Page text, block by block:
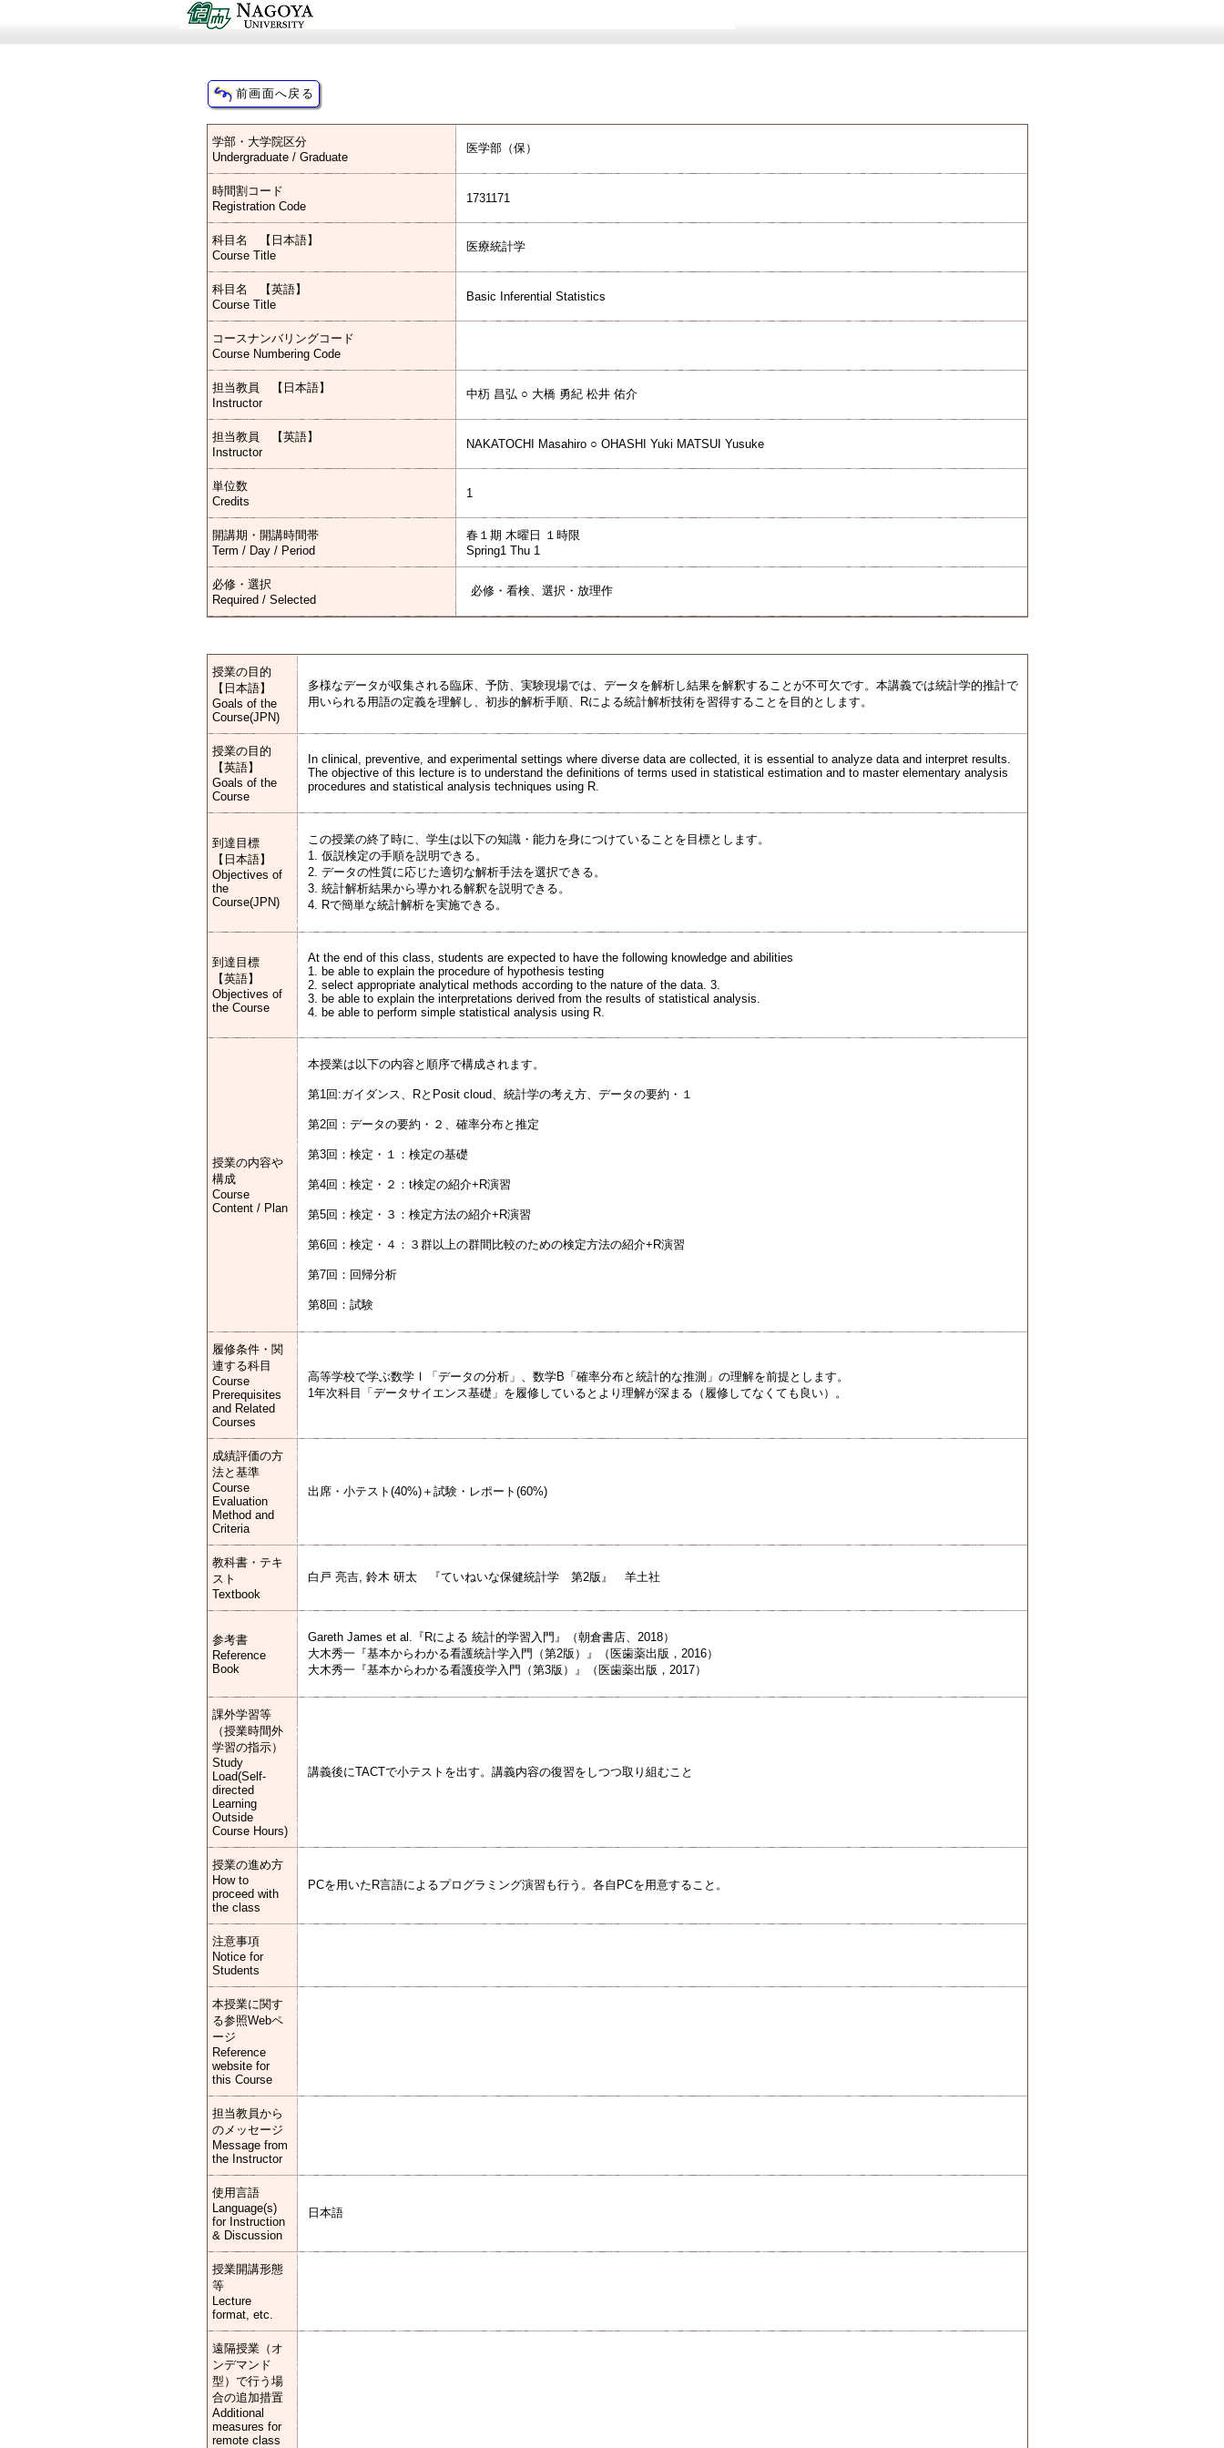
学部・大学院区分
Undergraduate / Graduate
医学部（保）
時間割コード
Registration Code
1731171
科目名 【日本語】
Course Title
医療統計学
科目名 【英語】
Course Title
Basic Inferential Statistics
コースナンバリングコード
Course Numbering Code
担当教員 【日本語】
Instructor
中杤 昌弘 ○ 大橋 勇紀 松井 佑介
担当教員 【英語】
Instructor
NAKATOCHI Masahiro ○ OHASHI Yuki MATSUI Yusuke
単位数
Credits
1
開講期・開講時間帯
Term / Day / Period
春１期 木曜日 １時限
Spring1 Thu 1
必修・選択
Required / Selected
必修・看検、選択・放理作
授業の目的
【日本語】
Goals of the
Course(JPN)
多様なデータが収集される臨床、予防、実験現場では、データを解析し結果を解釈することが不可欠です。本講義では統計学的推計で
用いられる用語の定義を理解し、初歩的解析手順、Rによる統計解析技術を習得することを目的とします。
授業の目的
【英語】
Goals of the
Course
In clinical, preventive, and experimental settings where diverse data are collected, it is essential to analyze data and interpret results.
The objective of this lecture is to understand the definitions of terms used in statistical estimation and to master elementary analysis
procedures and statistical analysis techniques using R.
到達目標
【日本語】
Objectives of
the
Course(JPN)
この授業の終了時に、学生は以下の知識・能力を身につけていることを目標とします。
1. 仮説検定の手順を説明できる。
2. データの性質に応じた適切な解析手法を選択できる。
3. 統計解析結果から導かれる解釈を説明できる。
4. Rで簡単な統計解析を実施できる。
到達目標
【英語】
Objectives of
the Course
At the end of this class, students are expected to have the following knowledge and abilities
1. be able to explain the procedure of hypothesis testing
2. select appropriate analytical methods according to the nature of the data. 3.
3. be able to explain the interpretations derived from the results of statistical analysis.
4. be able to perform simple statistical analysis using R.
授業の内容や
構成
Course
Content / Plan
本授業は以下の内容と順序で構成されます。
第1回:ガイダンス、RとPosit cloud、統計学の考え方、データの要約・１
第2回：データの要約・２、確率分布と推定
第3回：検定・１：検定の基礎
第4回：検定・２：t検定の紹介+R演習
第5回：検定・３：検定方法の紹介+R演習
第6回：検定・４：３群以上の群間比較のための検定方法の紹介+R演習
第7回：回帰分析
第8回：試験
履修条件・関
連する科目
Course
Prerequisites
and Related
Courses
高等学校で学ぶ数学Ⅰ「データの分析」、数学B「確率分布と統計的な推測」の理解を前提とします。
1年次科目「データサイエンス基礎」を履修しているとより理解が深まる（履修してなくても良い）。
成績評価の方
法と基準
Course
Evaluation
Method and
Criteria
出席・小テスト(40%)＋試験・レポート(60%)
教科書・テキ
スト
Textbook
白戸 亮吉, 鈴木 研太 『ていねいな保健統計学 第2版』 羊土社
参考書
Reference
Book
Gareth James et al.『Rによる 統計的学習入門』（朝倉書店、2018）
大木秀一『基本からわかる看護統計学入門（第2版）』（医歯薬出版，2016）
大木秀一『基本からわかる看護疫学入門（第3版）』（医歯薬出版，2017）
課外学習等
（授業時間外
学習の指示）
Study
Load(Self-
directed
Learning
Outside
Course Hours)
講義後にTACTで小テストを出す。講義内容の復習をしつつ取り組むこと
授業の進め方
How to
proceed with
the class
PCを用いたR言語によるプログラミング演習も行う。各自PCを用意すること。
注意事項
Notice for
Students
本授業に関す
る参照Webペ
ージ
Reference
website for
this Course
担当教員から
のメッセージ
Message from
the Instructor
使用言語
Language(s)
for Instruction
& Discussion
日本語
授業開講形態
等
Lecture
format, etc.
遠隔授業（オ
ンデマンド
型）で行う場
合の追加措置
Additional
measures for
remote class